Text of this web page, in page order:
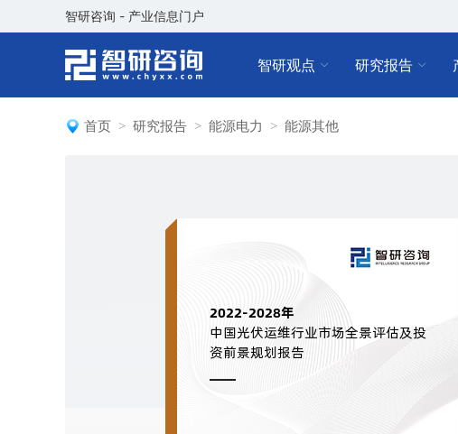
智研咨询 - 产业信息门户
智研观点 研究报告
首页 研究报告 能源电力 能源其他